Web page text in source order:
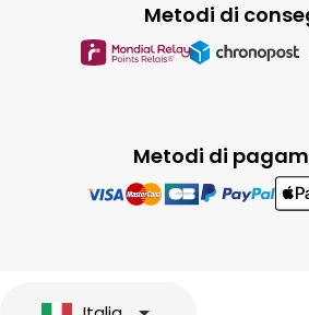
Metodi di
Metodi di